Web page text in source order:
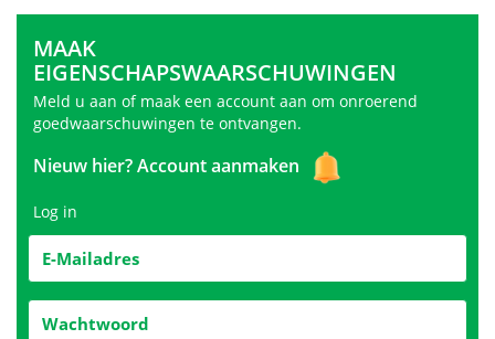
MAAK
EIGENSCHAPSWAARSCHUWINGEN
Meld u aan of maak een account aan om onroerend
goedwaarschuwingen te ontvangen.
Nieuw hier?Account aanmaken
Log in